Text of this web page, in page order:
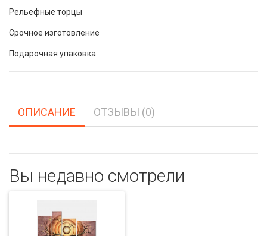
Рельефные торцы
Срочное изготовление
Подарочная упаковка
ОПИСАНИЕ ОТЗЫВЫ (0)
Вы недавно смотрели